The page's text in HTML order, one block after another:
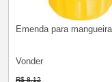
Emenda para
Vonder
R$ 8,12